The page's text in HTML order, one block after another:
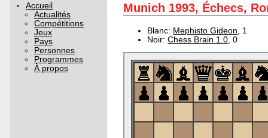
Accueil
Actualités
Compétitions
Jeux
Pays
Personnes
Programmes
À propos
Munich 1993, Échecs,
Blanc: Mephisto Gideon , 1
Noir:Chess Brain 1.0 , 0